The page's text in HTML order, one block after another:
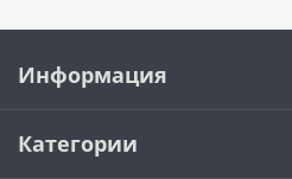
Информация
Категории